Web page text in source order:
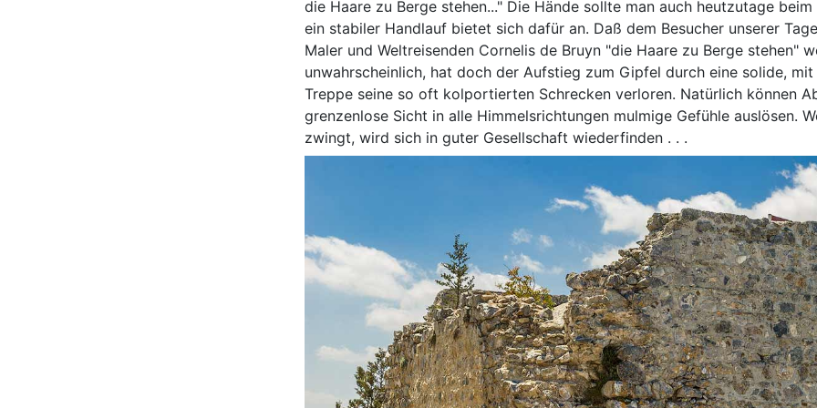
die Haare zu Berge stehen..." Die Hände sollte man auch heutzutage
ein stabiler Handlauf bietet sich dafür an. Daß dem Besucher unserer
Maler und Weltreisenden Cornelis de Bruyn "die Haare zu Berge stehen"
unwahrscheinlich, hat doch der Aufstieg zum Gipfel durch eine solide,
Treppe seine so oft kolportierten Schrecken verloren. Natürlich können
grenzenlose Sicht in alle Himmelsrichtungen mulmige Gefühle auslösen.
zwingt, wird sich in guter Gesellschaft wiederfinden . . .